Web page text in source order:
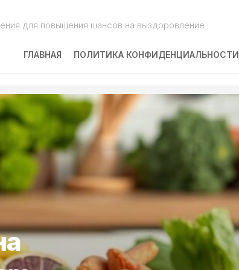
для повышения шансов на выздоровление
ГЛАВНАЯ ПОЛИТИКА КОНФИДЕНЦИАЛЬНОСТИ